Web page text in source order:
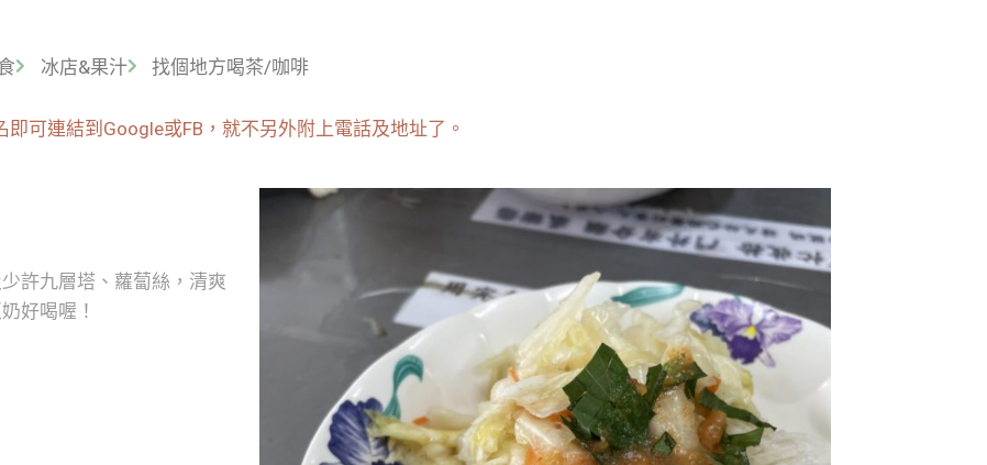
冰店&果汁 找個地方喝茶/咖啡
可連結到Google或FB，就不另外附上電話及地址了。
許九層塔、蘿蔔絲，清爽
好喝喔！